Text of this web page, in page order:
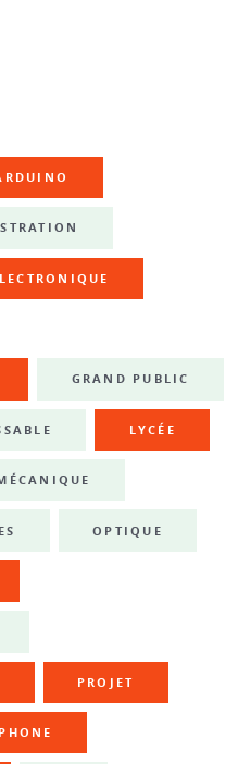
GRAND PUBLIC
LYCÉE
OPTIQUE
PROJET